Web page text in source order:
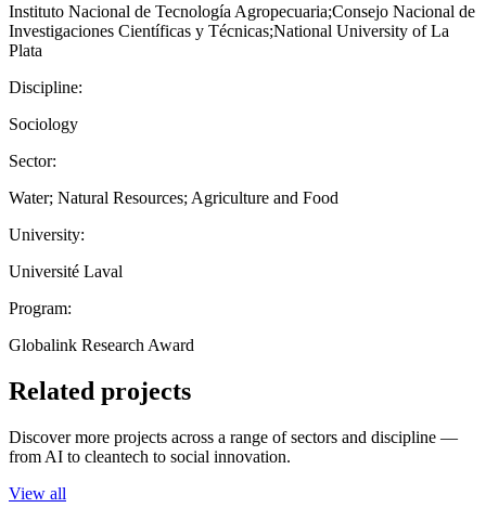
Instituto Nacional de Tecnología Agropecuaria;Consejo Nacional de
Investigaciones Científicas y Técnicas;National University of La
Plata
Discipline:
Sociology
Sector:
Water; Natural Resources; Agriculture and Food
University:
Université Laval
Program:
Globalink Research Award
Related projects
Discover more projects across a range of sectors and discipline —
from AI to cleantech to social innovation.
View all